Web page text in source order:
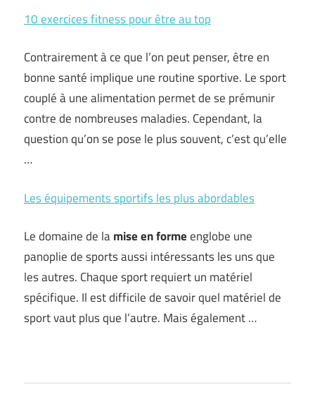
10 exercices fitness pour être au top
Contrairement à ce que l’on peut penser, être en
bonne santé implique une routine sportive. Le sport
couplé à une alimentation permet de se prémunir
contre de nombreuses maladies. Cependant, la
question qu’on se pose le plus souvent, c’est qu’elle
…
Les équipements sportifs les plus abordables
Le domaine de lamise en formeenglobe une
panoplie de sports aussi intéressants les uns que
les autres. Chaque sport requiert un matériel
spécifique. Il est difficile de savoir quel matériel de
sport vaut plus que l’autre. Mais également …